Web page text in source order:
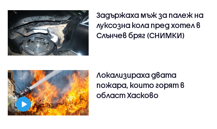
Задържаха мъж за палеж на
луксозна кола пред хотел в
Слънчев бряг (СНИМКИ)
Локализираха двата
пожара, които горят в
област Хасково